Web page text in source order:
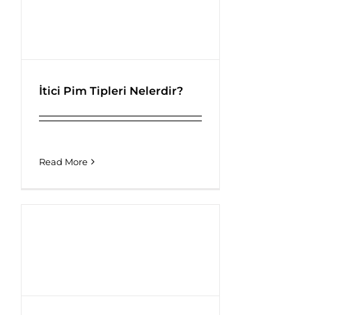
İtici Pim Tipleri Nelerdir?
Read More